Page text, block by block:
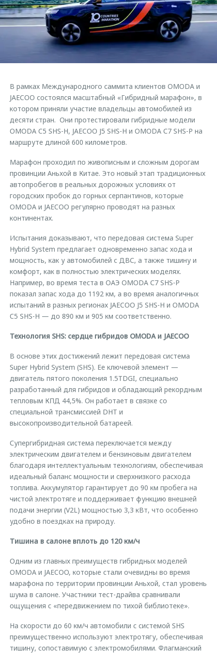
Страхование
Кредитный калькулятор
Аксессуары
Запчасти
Трейд-ин
Калькулятор трейд-ин
Клиентская поддержка
O&J Автоклуб
Клуб владельцев OMODA
Одежда и сувениры
Оригинальные аксессуары
Запчасти
Обратная связь
В рамках Международного саммита клиентов OMODA и
JAECOO состоялся масштабный «Гибридный марафон», в
котором приняли участие владельцы автомобилей из
десяти стран. Они протестировали гибридные модели
OMODA C5 SHS-H, JAECOO J5 SHS-H и OMODA С7 SHS-P на
маршруте длиной 600 километров.
Марафон проходил по живописным и сложным дорогам
провинции Аньхой в Китае. Это новый этап традиционных
автопробегов в реальных дорожных условиях от
городских пробок до горных серпантинов, которые
OMODA и JAECOO регулярно проводят на разных
континентах.
Испытания доказывают, что передовая система Super
Hybrid System предлагает одновременно запас хода и
мощность, как у автомобилей с ДВС, а также тишину и
комфорт, как в полностью электрических моделях.
Например, во время теста в ОАЭ OMODA С7 SHS-P
показал запас хода до 1192 км, а во время аналогичных
испытаний в разных регионах JAECOO J5 SHS-H и OMODA
C5 SHS-H — до 890 км и 905 км соответственно.
Технология SHS: сердце гибридов OMODA и JAECOO
В основе этих достижений лежит передовая система
Super Hybrid System (SHS). Ее ключевой элемент —
двигатель пятого поколения 1.5TDGI, специально
разработанный для гибридов и обладающий рекордным
тепловым КПД 44,5%. Он работает в связке со
специальной трансмиссией DHT и
высокопроизводительной батареей.
Супергибридная система переключается между
электрическим двигателем и бензиновым двигателем
благодаря интеллектуальным технологиям, обеспечивая
идеальный баланс мощности и сверхнизкого расхода
топлива. Аккумулятор гарантирует до 90 км пробега на
чистой электротяге и поддерживает функцию внешней
подачи энергии (V2L) мощностью 3,3 кВт, что особенно
удобно в поездках на природу.
Тишина в салоне вплоть до 120 км/ч
Одним из главных преимуществ гибридных моделей
OMODA и JAECOO, которые стали очевидны во время
марафона по территории провинции Аньхой, стал уровень
шума в салоне. Участники тест-драйва сравнивали
ощущения с «передвижением по тихой библиотеке».
На скорости до 60 км/ч автомобили с системой SHS
преимущественно используют электротягу, обеспечивая
тишину, сопоставимую с электромобилями. Флагманский